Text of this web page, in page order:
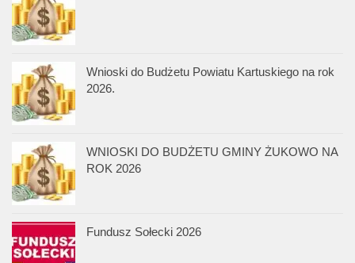
Wnioski do Budżetu Powiatu Kartuskiego na rok
2026.
WNIOSKI DO BUDŻETU GMINY ŻUKOWO NA
ROK 2026
Fundusz Sołecki 2026